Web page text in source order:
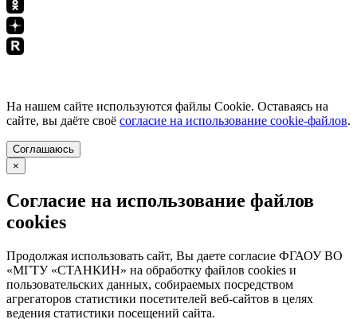
На нашем сайте используются файлы Cookie. Оставаясь на
сайте, вы даёте своё согласие на использование cookie-файлов.
Соглашаюсь
×
Согласие на использование файлов
cookies
Продолжая использовать сайт, Вы даете согласие ФГАОУ ВО
«МГТУ «СТАНКИН» на обработку файлов cookies и
пользовательских данных, собираемых посредством
агрегаторов статистики посетителей веб-сайтов в целях
ведения статистики посещений сайта.